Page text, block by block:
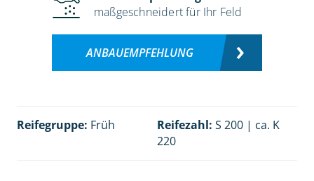
maßgeschneidert für Ihr Feld
ANBAUEMPFEHLUNG
Reifegruppe: Früh Reifezahl: S 200 | ca. K
220